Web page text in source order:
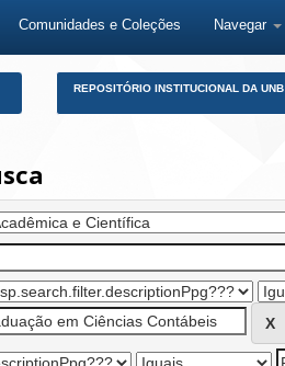
Comunidades e Coleções Navegar
REPOSITÓRIO INSTITUCIONAL DA UNB